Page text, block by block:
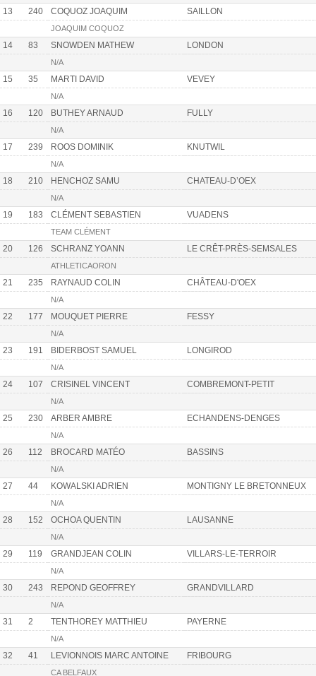
13 240 COQUOZ JOAQUIM SAILLON
JOAQUIM COQUOZ
14 83 SNOWDEN MATHEW LONDON
N/A
15 35 MARTI DAVID VEVEY
N/A
16 120 BUTHEY ARNAUD FULLY
N/A
17 239 ROOS DOMINIK KNUTWIL
N/A
18 210 HENCHOZ SAMU CHATEAU-D’OEX
N/A
19 183 CLÉMENT SEBASTIEN VUADENS
TEAM CLÉMENT
20 126 SCHRANZ YOANN LE CRÊT-PRÈS-SEMSALES
ATHLETICAORON
21 235 RAYNAUD COLIN CHÂTEAU-D'OEX
N/A
22 177 MOUQUET PIERRE FESSY
N/A
23 191 BIDERBOST SAMUEL LONGIROD
N/A
24 107 CRISINEL VINCENT COMBREMONT-PETIT
N/A
25 230 ARBER AMBRE ECHANDENS-DENGES
N/A
26 112 BROCARD MATÉO BASSINS
N/A
27 44 KOWALSKI ADRIEN MONTIGNY LE BRETONNEUX
N/A
28 152 OCHOA QUENTIN LAUSANNE
N/A
29 119 GRANDJEAN COLIN VILLARS-LE-TERROIR
N/A
30 243 REPOND GEOFFREY GRANDVILLARD
N/A
31 2 TENTHOREY MATTHIEU PAYERNE
N/A
32 41 LEVIONNOIS MARC ANTOINE FRIBOURG
CA BELFAUX